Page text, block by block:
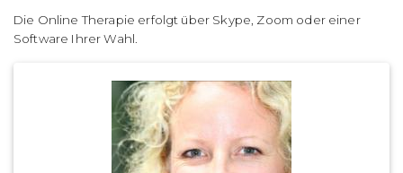
Die Online Therapie erfolgt über Skype, Zoom oder einer
Software Ihrer Wahl.